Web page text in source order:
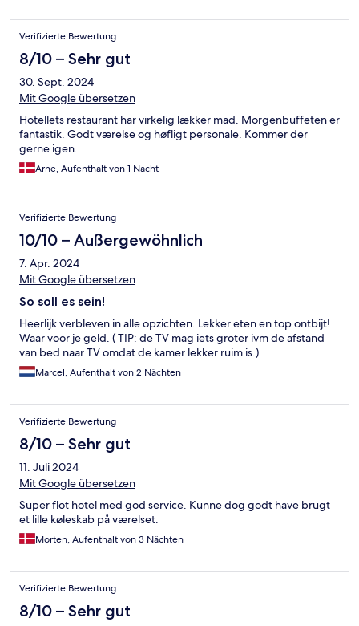
Verifizierte Bewertung
8/10 – Sehr gut
30. Sept. 2024
Mit Google übersetzen
Hotellets restaurant har virkelig lækker mad. Morgenbuffeten er
fantastik. Godt værelse og høfligt personale. Kommer der
gerne igen.
Arne, Aufenthalt von 1 Nacht
Verifizierte Bewertung
10/10 – Außergewöhnlich
7. Apr. 2024
Mit Google übersetzen
So soll es sein!
Heerlijk verbleven in alle opzichten. Lekker eten en top ontbijt!
Waar voor je geld. ( TIP: de TV mag iets groter ivm de afstand
van bed naar TV omdat de kamer lekker ruim is.)
Marcel, Aufenthalt von 2 Nächten
Verifizierte Bewertung
8/10 – Sehr gut
11. Juli 2024
Mit Google übersetzen
Super flot hotel med god service. Kunne dog godt have brugt
et lille køleskab på værelset.
Morten, Aufenthalt von 3 Nächten
Verifizierte Bewertung
8/10 – Sehr gut